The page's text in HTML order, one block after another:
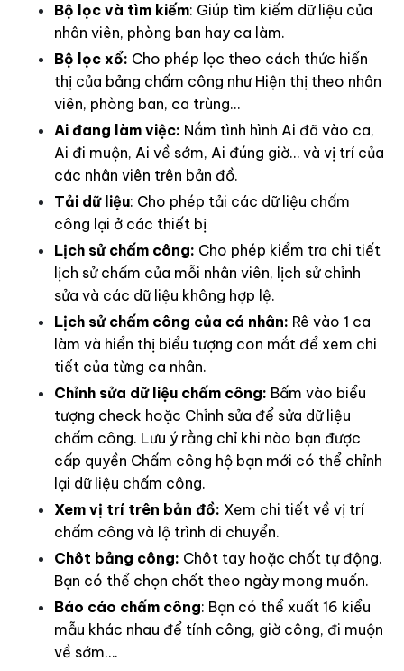
Bộ lọc và tìm kiếm: Giúp tìm kiếm dữ liệu của
nhân viên, phòng ban hay ca làm.
Bộ lọc xổ: Cho phép lọc theo cách thức hiển
thị của bảng chấm công như Hiện thị theo nhân
viên, phòng ban, ca trùng…
Ai đang làm việc: Nắm tình hình Ai đã vào ca,
Ai đi muộn, Ai về sớm, Ai đúng giờ… và vị trí của
các nhân viên trên bản đồ.
Tải dữ liệu: Cho phép tải các dữ liệu chấm
công lại ở các thiết bị
Lịch sử chấm công: Cho phép kiểm tra chi tiết
lịch sử chấm của mỗi nhân viên, lịch sử chỉnh
sửa và các dữ liệu không hợp lệ.
Lịch sử chấm công của cá nhân: Rê vào 1 ca
làm và hiển thị biểu tượng con mắt để xem chi
tiết của từng ca nhân.
Chỉnh sửa dữ liệu chấm công: Bấm vào biểu
tượng check hoặc Chỉnh sửa để sửa dữ liệu
chấm công. Lưu ý rằng chỉ khi nào bạn được
cấp quyền Chấm công hộ bạn mới có thể chỉnh
lại dữ liệu chấm công.
Xem vị trí trên bản đồ: Xem chi tiết về vị trí
chấm công và lộ trình di chuyển.
Chôt bảng công: Chôt tay hoặc chốt tự động.
Bạn có thể chọn chốt theo ngày mong muốn.
Báo cáo chấm công: Bạn có thể xuất 16 kiểu
mẫu khác nhau để tính công, giờ công, đi muộn
về sớm….